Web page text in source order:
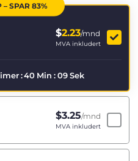
– SPAR 83%
$2.23/mnd
MVA inkludert
:40 Min : 08 Sek
$3.25/mnd
MVA inkludert